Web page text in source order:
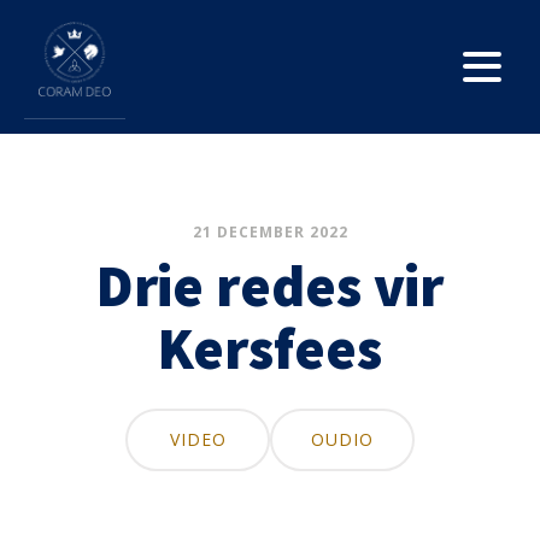
21 DECEMBER 2022
Drie redes vir
Kersfees
VIDEO OUDIO